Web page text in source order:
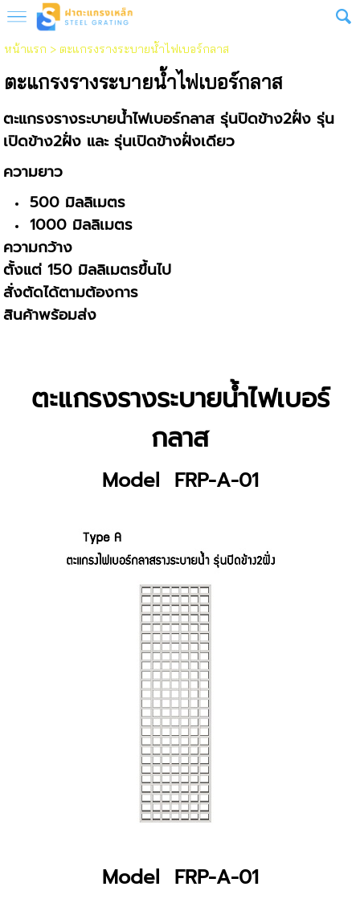
หน้าแรก > ตะแกรงรางระบายน้ำไฟเบอร์กลาส
ตะแกรงรางระบายน้ำไฟเบอร์กลาส
ตะแกรงรางระบายน้ำไฟเบอร์กลาส รุ่นปิดข้าง2ฝั่ง รุ่น
เปิดข้าง2ฝั่ง และ รุ่นเปิดข้างฝั่งเดียว
ความยาว
500 มิลลิเมตร
1000 มิลลิเมตร
ความกว้าง
ตั้งแต่ 150 มิลลิเมตรขึ้นไป
สั่งตัดได้ตามต้องการ
สินค้าพร้อมส่ง
ตะแกรงรางระบายน้ำไฟเบอร์
กลาส
Model FRP-A-01
Model FRP-A-01